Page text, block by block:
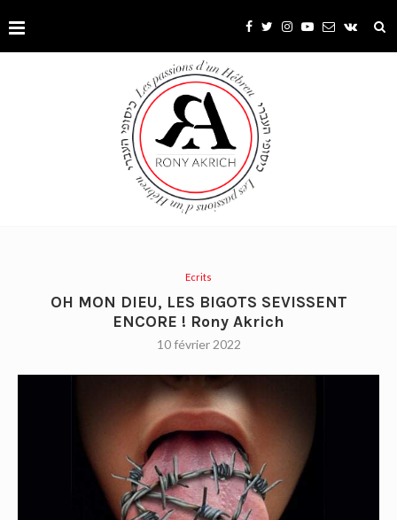
Ecrits
OH MON DIEU, LES BIGOTS SEVISSENT
ENCORE ! Rony Akrich
10 février 2022